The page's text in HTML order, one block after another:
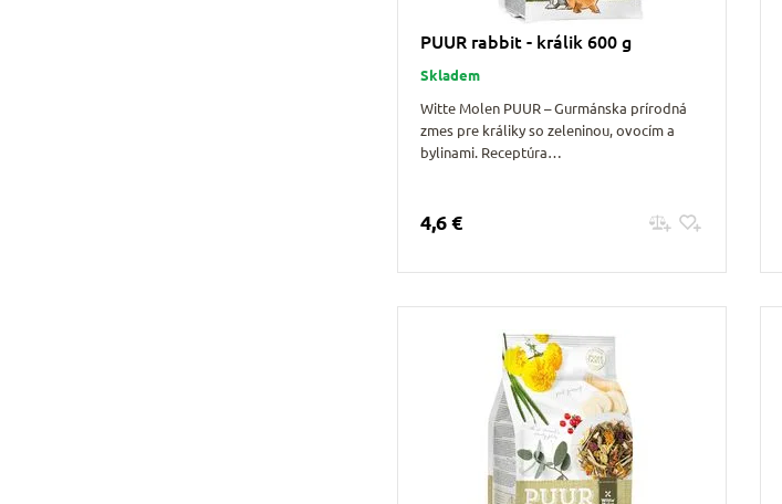
PUUR rabbit - králik 600 g
Skladem
Witte Molen PUUR – Gurmánska prírodná
zmes pre králiky so zeleninou, ovocím a
bylinami. Receptúra…
4,6 €